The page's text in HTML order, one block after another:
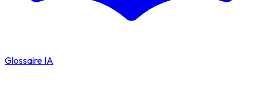
Glossaire IA